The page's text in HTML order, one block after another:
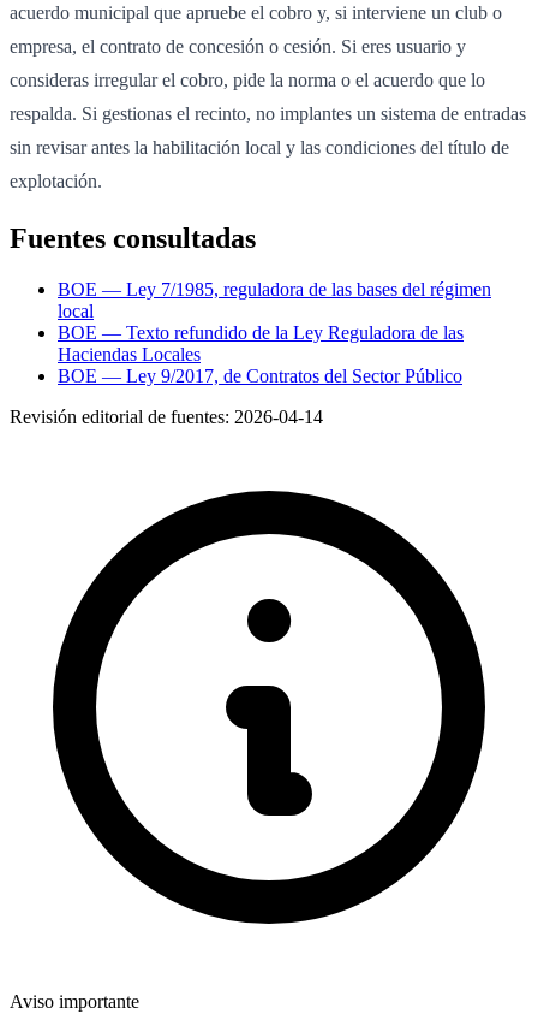
acuerdo municipal que apruebe el cobro y, si interviene un club o
empresa, el contrato de concesión o cesión. Si eres usuario y
consideras irregular el cobro, pide la norma o el acuerdo que lo
respalda. Si gestionas el recinto, no implantes un sistema de entradas
sin revisar antes la habilitación local y las condiciones del título de
explotación.
Fuentes consultadas
BOE — Ley 7/1985, reguladora de las bases del régimen
local
BOE — Texto refundido de la Ley Reguladora de las
Haciendas Locales
BOE — Ley 9/2017, de Contratos del Sector Público
Revisión editorial de fuentes: 2026-04-14
Aviso importante